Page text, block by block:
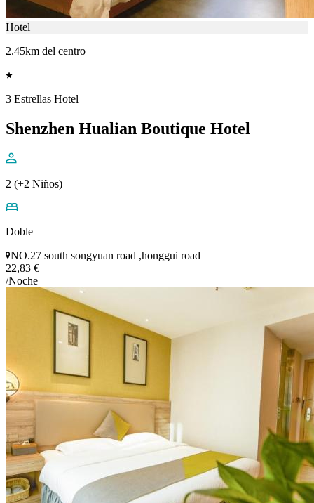
Hotel
2.45km del centro
3 Estrellas Hotel
Shenzhen Hualian Boutique Hotel
2 (+2 Niños)
Doble
NO.27 south songyuan road ,honggui road
22,83 €
/Noche